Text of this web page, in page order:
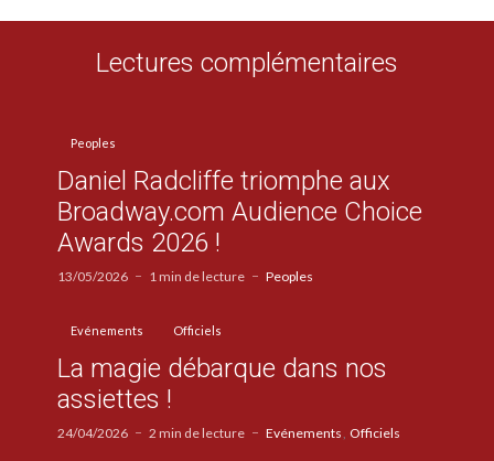
Lectures complémentaires
Peoples
Daniel Radcliffe triomphe aux
Broadway.com Audience Choice
Awards 2026 !
13/05/2026 1 min de lecture Peoples
Evénements Officiels
La magie débarque dans nos
assiettes !
24/04/2026 2 min de lecture Evénements Officiels